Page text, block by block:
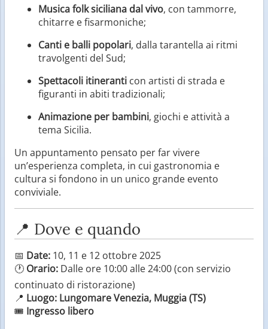
Musica folk siciliana dal vivo, con tammorre,
chitarre e fisarmoniche;
Canti e balli popolari, dalla tarantella ai ritmi
travolgenti del Sud;
Spettacoli itineranti con artisti di strada e
figuranti in abiti tradizionali;
Animazione per bambini, giochi e attività a
tema Sicilia.
Un appuntamento pensato per far vivere
un’esperienza completa, in cui gastronomia e
cultura si fondono in un unico grande evento
conviviale.
📍 Dove e quando
📅 Date: 10, 11 e 12 ottobre 2025
🕐 Orario: Dalle ore 10:00 alle 24:00 (con servizio
continuato di ristorazione)
📍 Luogo: Lungomare Venezia, Muggia (TS)
🎟️ Ingresso libero